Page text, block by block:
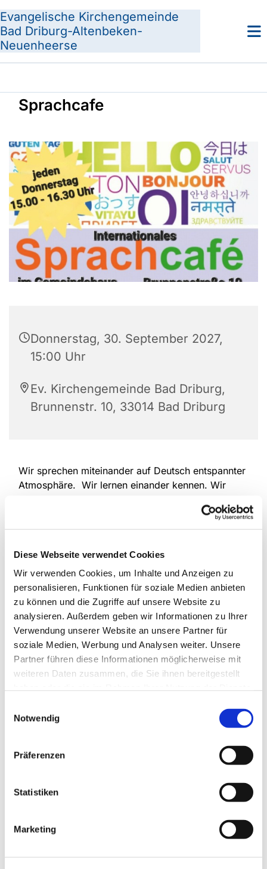
Diese Webseite verwendet Cookies
Wir verwenden Cookies, um Inhalte und Anzeigen zu
personalisieren, Funktionen für soziale Medien anbieten
zu können und die Zugriffe auf unsere Website zu
analysieren. Außerdem geben wir Informationen zu Ihrer
Verwendung unserer Website an unsere Partner für
soziale Medien, Werbung und Analysen weiter. Unsere
Partner führen diese Informationen möglicherweise mit
weiteren Daten zusammen, die Sie ihnen bereitgestellt
Notwendig
Präferenzen
Statistiken
Marketing
Evangelische Kirchengemeinde
Bad Driburg-Altenbeken-
Neuenheerse
Sprachcafe
Donnerstag, 30. September 2027,
15:00 Uhr
Ev. Kirchengemeinde Bad Driburg,
Brunnenstr. 10, 33014 Bad Driburg
Wir sprechen miteinander auf Deutsch entspannter
Atmosphäre. Wir lernen einander kennen. Wir
Muttersprachler/Innen sind herzlich willkommen.